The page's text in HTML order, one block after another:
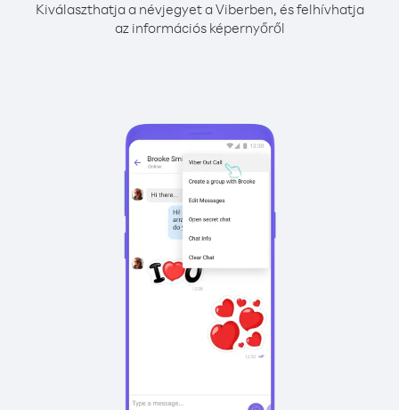
Kiválaszthatja a névjegyet a Viberben, és felhívhatja
az információs képernyőről